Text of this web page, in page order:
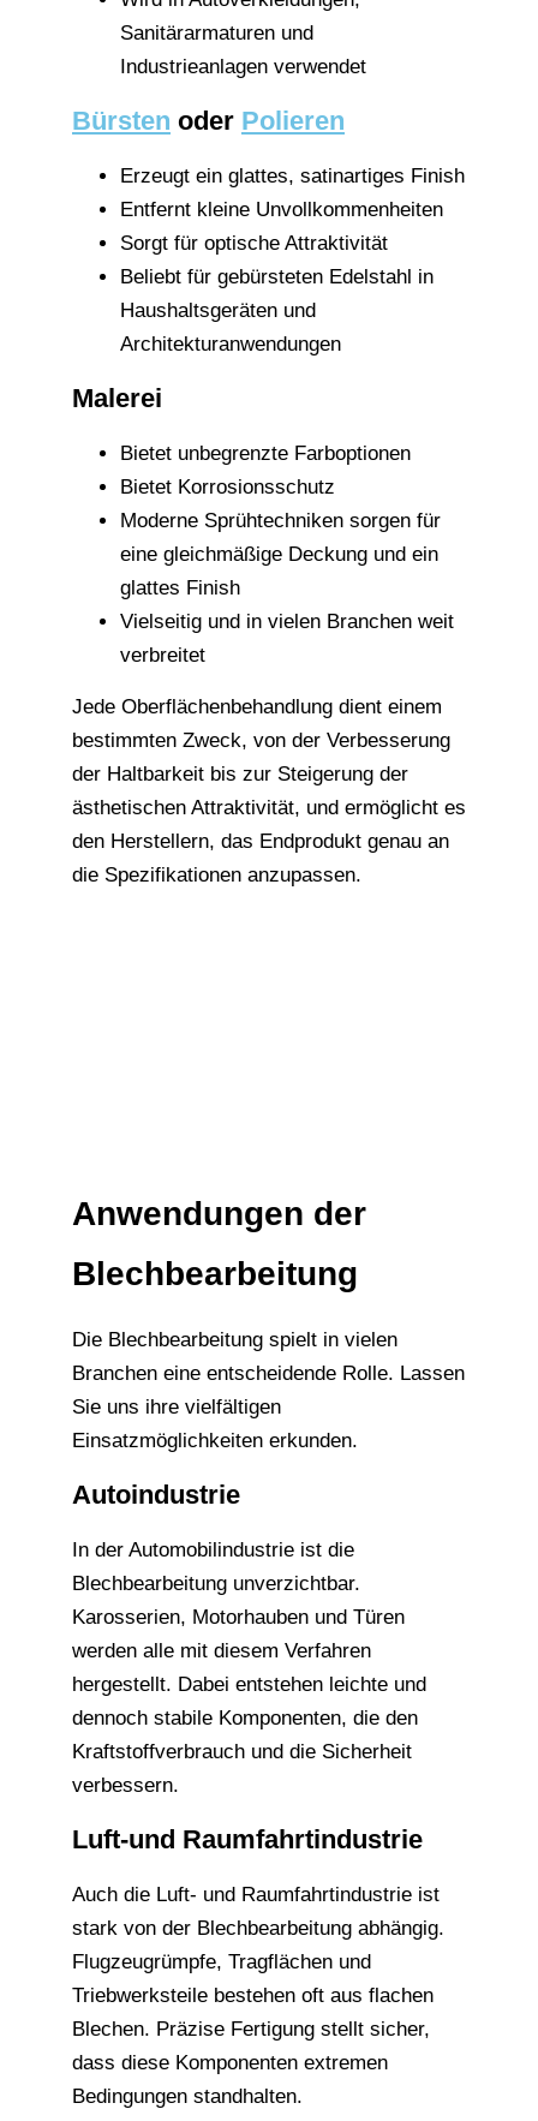
Sanitärarmaturen und
Industrieanlagen verwendet
Bürsten oder Polieren
Erzeugt ein glattes, satinartiges Finish
Entfernt kleine Unvollkommenheiten
Sorgt für optische Attraktivität
Beliebt für gebürsteten Edelstahl in
Haushaltsgeräten und
Architekturanwendungen
Malerei
Bietet unbegrenzte Farboptionen
Bietet Korrosionsschutz
Moderne Sprühtechniken sorgen für
eine gleichmäßige Deckung und ein
glattes Finish
Vielseitig und in vielen Branchen weit
verbreitet
Jede Oberflächenbehandlung dient einem
bestimmten Zweck, von der Verbesserung
der Haltbarkeit bis zur Steigerung der
ästhetischen Attraktivität, und ermöglicht es
den Herstellern, das Endprodukt genau an
die Spezifikationen anzupassen.
Anwendungen der
Blechbearbeitung
Die Blechbearbeitung spielt in vielen
Branchen eine entscheidende Rolle. Lassen
Sie uns ihre vielfältigen
Einsatzmöglichkeiten erkunden.
Autoindustrie
In der Automobilindustrie ist die
Blechbearbeitung unverzichtbar.
Karosserien, Motorhauben und Türen
werden alle mit diesem Verfahren
hergestellt. Dabei entstehen leichte und
dennoch stabile Komponenten, die den
Kraftstoffverbrauch und die Sicherheit
verbessern.
Luft-und Raumfahrtindustrie
Auch die Luft- und Raumfahrtindustrie ist
stark von der Blechbearbeitung abhängig.
Flugzeugrümpfe, Tragflächen und
Triebwerksteile bestehen oft aus flachen
Blechen. Präzise Fertigung stellt sicher,
dass diese Komponenten extremen
Bedingungen standhalten.